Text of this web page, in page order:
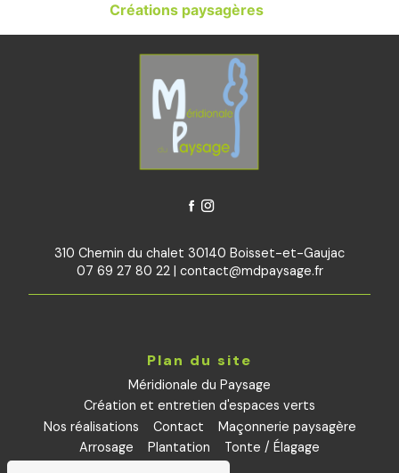
Créations paysagères
310 Chemin du chalet 30140 Boisset-et-Gaujac
07 69 27 80 22| contact@mdpaysage.fr
Plan du site
Méridionale du Paysage
Création et entretien d'espaces verts
Nos réalisations
Contact
Maçonnerie paysagère
Arrosage
Plantation Tonte / Élagage